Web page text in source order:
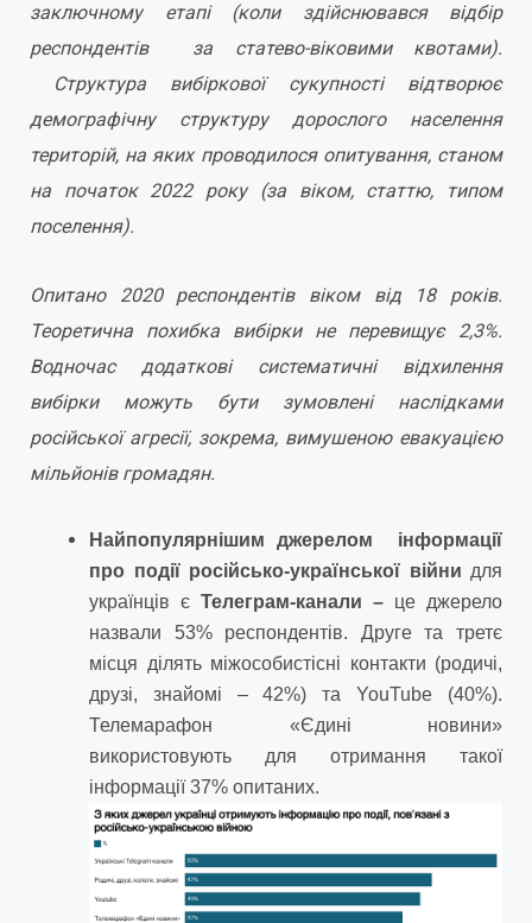
заключному етапі (коли здійснювався відбір
респондентів за статево-віковими квотами).
Структура вибіркової сукупності відтворює
демографічну структуру дорослого населення
територій, на яких проводилося опитування, станом
на початок 2022 року (за віком, статтю, типом
поселення).
Опитано 2020 респондентів віком від 18 років.
Теоретична похибка вибірки не перевищує 2,3%.
Водночас додаткові систематичні відхилення
вибірки можуть бути зумовлені наслідками
російської агресії, зокрема, вимушеною евакуацією
мільйонів громадян.
Найпопулярнішим джерелом
інформації
про події російсько-української війни для
українців є Телеграм-канали – це джерело
назвали 53% респондентів. Друге та третє
місця ділять міжособистісні контакти (родичі,
друзі, знайомі – 42%) та YouTube (40%).
Телемарафон «Єдині новини»
використовують для отримання такої
інформації 37% опитаних.